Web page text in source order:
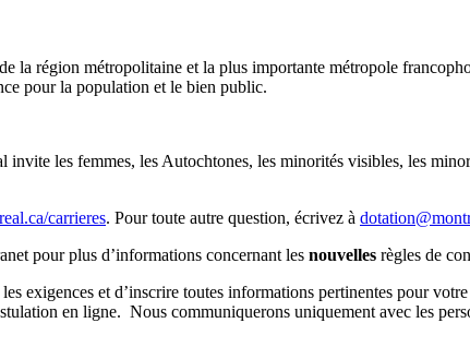
la région métropolitaine et la plus importante métropole
pour la population et le bien public.
les femmes, les Autochtones, les minorités visibles, les
carrieres. Pour toute autre question, écrivez à
pour plus d’informations concernant les nouvelles règles de
exigences et d’inscrire toutes informations pertinentes pour
en ligne. Nous communiquerons uniquement avec les